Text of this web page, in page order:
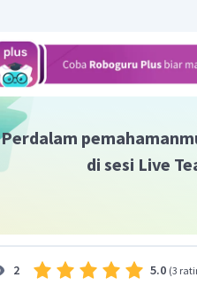
Perdalam
di sesi Live
2 5.0 (3